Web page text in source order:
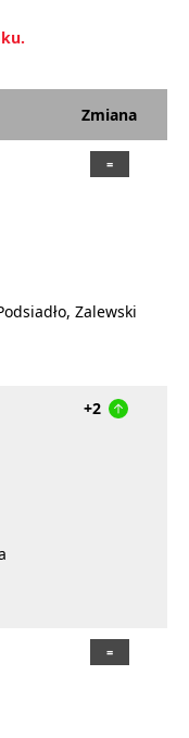
Zmiana
Zalewski
+2